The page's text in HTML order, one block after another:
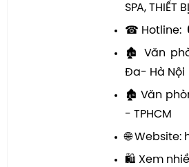
SPA, THIẾT
☎ Hotline:
🏚 Văn
Đa- Hà Nội
🏚 Văn
- TPHCM
🌐
🛍️ Xem